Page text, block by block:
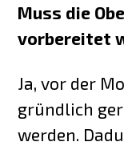
Muss die
vorbereitet
Ja, vor der
gründlich
werden.